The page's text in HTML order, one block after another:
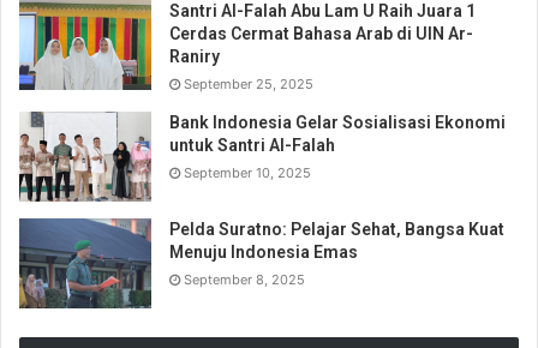
Santri Al-Falah Abu Lam U Raih Juara 1
Cerdas Cermat Bahasa Arab di UIN Ar-
Raniry
September 25, 2025
Bank Indonesia Gelar Sosialisasi Ekonomi
untuk Santri Al-Falah
September 10, 2025
Pelda Suratno: Pelajar Sehat, Bangsa Kuat
Menuju Indonesia Emas
September 8, 2025